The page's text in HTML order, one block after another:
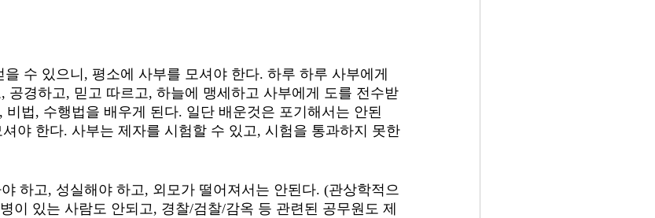
수 있으니, 평소에 사부를 모셔야 한다. 하루 하루 사부에게
공경하고, 믿고 따르고, 하늘에 맹세하고 사부에게 도를 전수받
법, 수행법을 배우게 된다. 일단 배운것은 포기해서는 안된
야 한다. 사부는 제자를 시험할 수 있고, 시험을 통과하지 못한
하고, 성실해야 하고, 외모가 떨어져서는 안된다. (관상학적으
이 있는 사람도 안되고, 경찰/검찰/감옥 등 관련된 공무원도 제